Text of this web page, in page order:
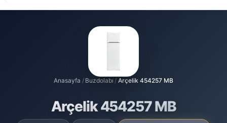
Anasayfa / Buzdolabı / Arçelik 454257 MB
Arçelik 454257 MB